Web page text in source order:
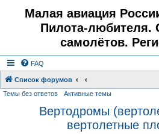
Малая авиация
Пилота-любителя.
самолётов.
FAQ
Список форумов
Темы без ответов Активные темы
Вертодромы
вертолетные